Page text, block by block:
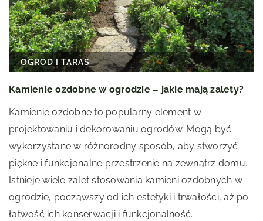
OGRÓD I TARAS
Kamienie ozdobne w ogrodzie – jakie mają zalety?
Kamienie ozdobne to popularny element w
projektowaniu i dekorowaniu ogrodów. Mogą być
wykorzystane w różnorodny sposób, aby stworzyć
piękne i funkcjonalne przestrzenie na zewnątrz domu.
Istnieje wiele zalet stosowania kamieni ozdobnych w
ogrodzie, począwszy od ich estetyki i trwałości, aż po
łatwość ich konserwacji i funkcjonalność.